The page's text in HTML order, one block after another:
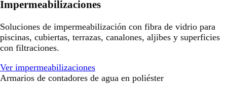
Impermeabilizaciones
Soluciones de impermeabilización con fibra de vidrio para
piscinas, cubiertas, terrazas, canalones, aljibes y superficies
con filtraciones.
Ver impermeabilizaciones
Armarios de contadores de agua en poliéster